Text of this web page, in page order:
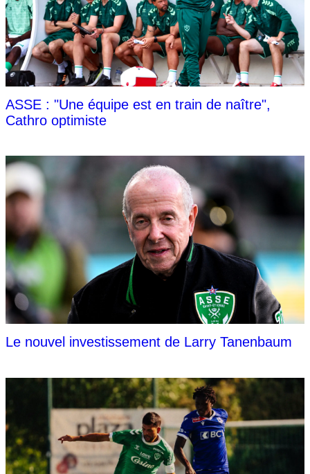
ASSE : "Une équipe est en train de naître",
Cathro optimiste
Le nouvel investissement de Larry Tanenbaum